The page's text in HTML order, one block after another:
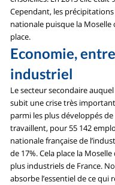
Cependant, les
nationale puisque la
place.
Economie,
industriel
Le secteur secondaire
subit une crise très
parmi les plus développés
travaillent, pour 55 142
nationale française de
de 17%. Cela place la
plus industriels de France.
absorbe l’essentiel de ce qui